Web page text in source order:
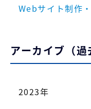
Webサイト制作
アーカイブ（過
2023年